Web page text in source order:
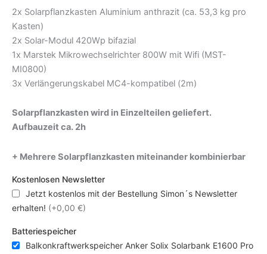
2x Solarpflanzkasten Aluminium anthrazit (ca. 53,3 kg pro
Kasten)
2x Solar-Modul 420Wp bifazial
1x Marstek Mikrowechselrichter 800W mit Wifi (MST-
MI0800)
3x Verlängerungskabel MC4-kompatibel (2m)
Solarpflanzkasten wird in Einzelteilen geliefert.
Aufbauzeit ca. 2h
+ Mehrere Solarpflanzkasten miteinander kombinierbar
Kostenlosen Newsletter
Jetzt kostenlos mit der Bestellung Simon´s Newsletter
erhalten! (+0,00 €)
Batteriespeicher
Balkonkraftwerkspeicher Anker Solix Solarbank E1600 Pro